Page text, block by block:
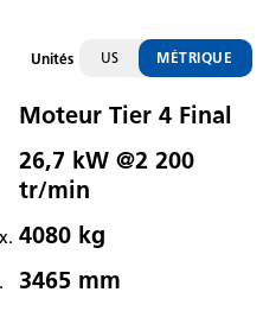
Unités US MÉTRIQUE
Moteur Tier 4 Final
26,7 kW @2 200
tr/min
4080 kg
3465 mm